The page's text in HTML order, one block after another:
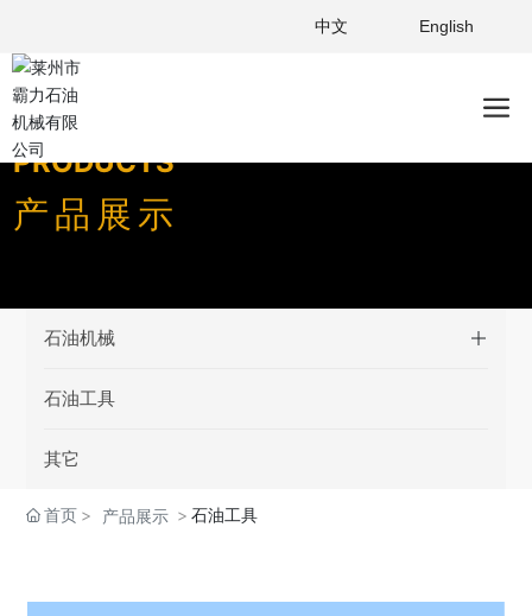
中文 English
PRODUCTS
产品展示
石油机械
石油工具
其它
首页 产品展示 石油工具